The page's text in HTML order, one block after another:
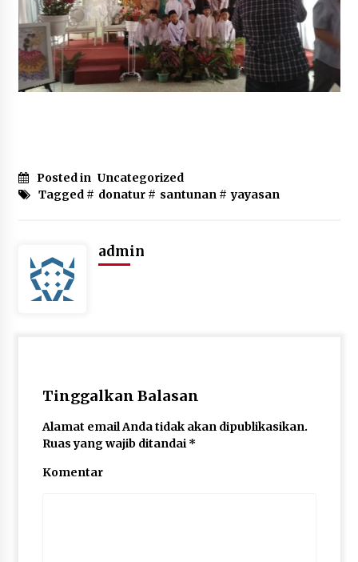
6 tahun ago
Santunan Lebaran Yatim 10 Muharam 1442
6 tahun ago
Santunan Terlaksana dengan Sukses Meskipun
6 tahun ago
Posted in Uncategorized
Tagged # donatur# santunan# yayasan
admin
Tinggalkan Balasan
Alamat email Anda tidak akan dipublikasikan.
Ruas yang wajib ditandai *
Komentar